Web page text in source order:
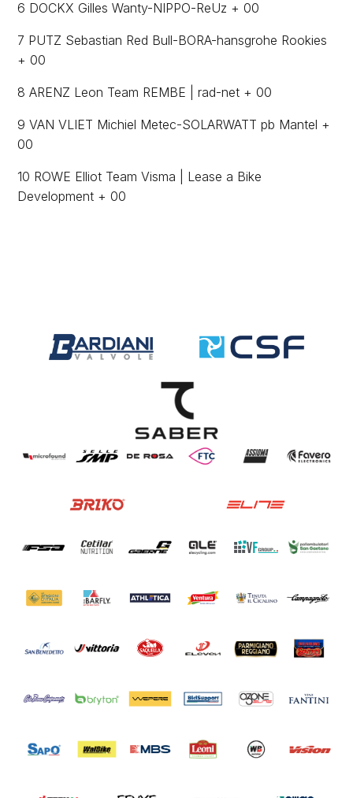
6 DOCKX Gilles Wanty-NIPPO-ReUz + 00
7 PUTZ Sebastian Red Bull-BORA-hansgrohe Rookies
+ 00
8 ARENZ Leon Team REMBE | rad-net + 00
9 VAN VLIET Michiel Metec-SOLARWATT pb Mantel +
00
10 ROWE Elliot Team Visma | Lease a Bike
Development + 00